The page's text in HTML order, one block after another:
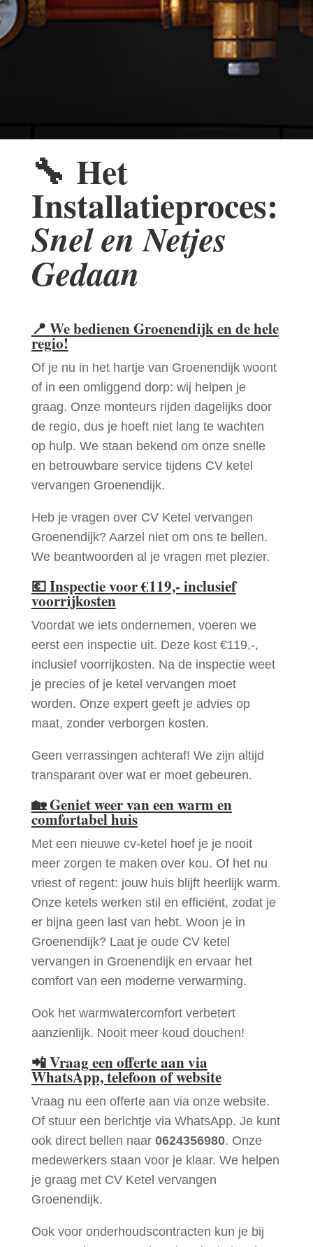
🔧 Het
Installatieproces:
Snel en Netjes
Gedaan
📍 We bedienen Groenendijk en de hele
regio!
Of je nu in het hartje van Groenendijk woont
of in een omliggend dorp: wij helpen je
graag. Onze monteurs rijden dagelijks door
de regio, dus je hoeft niet lang te wachten
op hulp. We staan bekend om onze snelle
en betrouwbare service tijdens CV ketel
vervangen Groenendijk.
Heb je vragen over CV Ketel vervangen
Groenendijk? Aarzel niet om ons te bellen.
We beantwoorden al je vragen met plezier.
💶Inspectie voor €119,- inclusief
voorrijkosten
Voordat we iets ondernemen, voeren we
eerst een inspectie uit. Deze kost €119,-,
inclusief voorrijkosten. Na de inspectie weet
je precies of je ketel vervangen moet
worden. Onze expert geeft je advies op
maat, zonder verborgen kosten.
Geen verrassingen achteraf! We zijn altijd
transparant over wat er moet gebeuren.
🏡Geniet weer van een warm en
comfortabel huis
Met een nieuwe cv-ketel hoef je je nooit
meer zorgen te maken over kou. Of het nu
vriest of regent: jouw huis blijft heerlijk warm.
Onze ketels werken stil en efficiënt, zodat je
er bijna geen last van hebt. Woon je in
Groenendijk? Laat je oude CV ketel
vervangen in Groenendijk en ervaar het
comfort van een moderne verwarming.
Ook het warmwatercomfort verbetert
aanzienlijk. Nooit meer koud douchen!
📲Vraag een offerte aan via
WhatsApp, telefoon of website
Vraag nu een offerte aan via onze website.
Of stuur een berichtje via WhatsApp. Je kunt
ook direct bellen naar 0624356980. Onze
medewerkers staan voor je klaar. We helpen
je graag met CV Ketel vervangen
Groenendijk.
Ook voor onderhoudscontracten kun je bij